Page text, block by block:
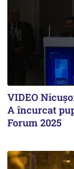
VIDEO
A încurcat
Forum 2025